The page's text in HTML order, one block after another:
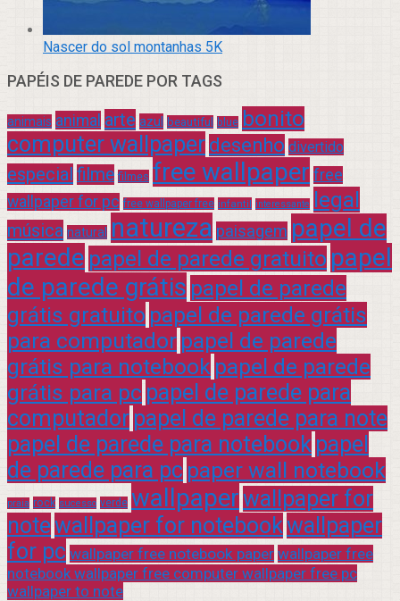
Nascer do sol montanhas 5K
PAPÉIS DE PAREDE POR TAGS
animais animal arte azul beautiful blue bonito
computer wallpaper desenho divertido
especial filme filmes free wallpaper free
wallpaper for pc free wallpaper free infantil interessante legal
música natural natureza paisagem papel de
parede papel de parede gratuito papel
de parede grátis papel de parede
grátis gratuito papel de parede grátis
para computador papel de parede
grátis para notebook papel de parede
grátis para pc papel de parede para
computador papel de parede para note
papel de parede para notebook papel
de parede para pc paper wall notebook
praia rock sucesso verde wallpaperwallpaper for
notewallpaper for notebookwallpaper
for pc wallpaper free notebook paper wallpaper free
notebook wallpaper free computer wallpaper free pc
wallpaper to note